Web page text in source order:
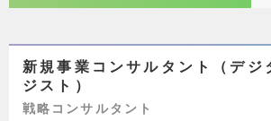
新規事業コンサルタント（デジ
ジスト）
戦略コンサルタント